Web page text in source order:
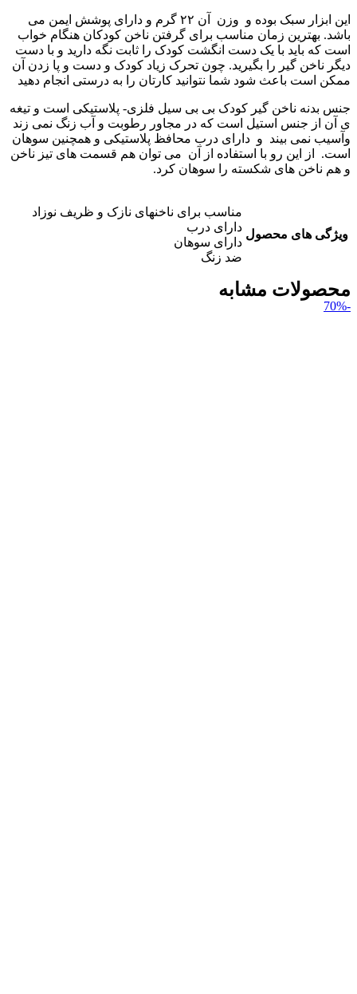
این ابزار سبک بوده و وزن آن ۲۲ گرم و دارای پوشش ایمن می
باشد. بهترین زمان مناسب برای گرفتن ناخن کودکان هنگام خواب
است که باید با یک دست انگشت کودک را ثابت نگه دارید و با دست
دیگر ناخن گیر را بگیرید. چون تحرک زیاد کودک و دست و پا زدن آن
ممکن است باعث شود شما نتوانید کارتان را به درستی انجام دهید
جنس بدنه ناخن گیر کودک بی بی سیل فلزی- پلاستیکی است و تیغه
ی آن از جنس استیل است که در مجاور رطوبت و آب زنگ نمی زند
وآسیب نمی بیند و دارای درب محافظ پلاستیکی و همچنین سوهان
است. از این رو با استفاده از آن می توان هم قسمت های تیز ناخن
و هم ناخن های شکسته را سوهان کرد.
ویژگی های محصول
مناسب برای ناخنهای نازک و ظریف نوزاد
دارای درب
دارای سوهان
ضد زنگ
محصولات مشابه
-70%